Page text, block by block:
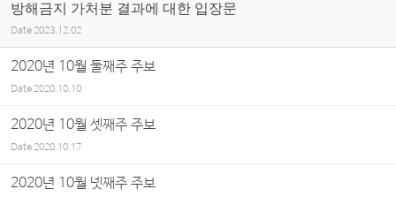
방해금지 가처분 결과에 대한 입장문
Date 2023.12.02
2020년 10월 둘째주 주보
Date2020.10.10
2020년 10월 셋째주 주보
Date2020.10.17
2020년 10월 넷째주 주보